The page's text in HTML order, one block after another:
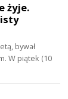
żyje.
bywał
W piątek (10